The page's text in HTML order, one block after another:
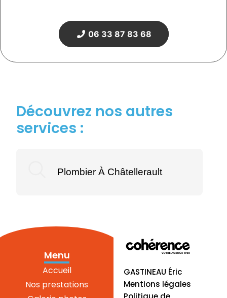
06 33 87 83 68
Découvrez nos autres
services :
Plombier À Châtellerault
Menu
Accueil
Nos prestations
GASTINEAU Éric
Mentions légales